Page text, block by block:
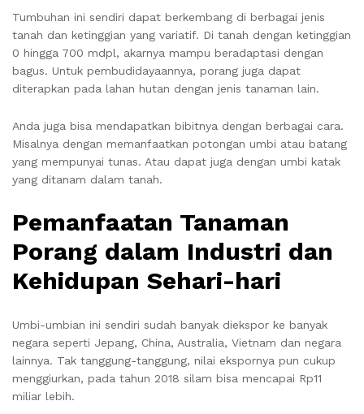
Tumbuhan ini sendiri dapat berkembang di berbagai jenis
tanah dan ketinggian yang variatif. Di tanah dengan ketinggian
0 hingga 700 mdpl, akarnya mampu beradaptasi dengan
bagus. Untuk pembudidayaannya, porang juga dapat
diterapkan pada lahan hutan dengan jenis tanaman lain.
Anda juga bisa mendapatkan bibitnya dengan berbagai cara.
Misalnya dengan memanfaatkan potongan umbi atau batang
yang mempunyai tunas. Atau dapat juga dengan umbi katak
yang ditanam dalam tanah.
Pemanfaatan Tanaman
Porang dalam Industri dan
Kehidupan Sehari-hari
Umbi-umbian ini sendiri sudah banyak diekspor ke banyak
negara seperti Jepang, China, Australia, Vietnam dan negara
lainnya. Tak tanggung-tanggung, nilai ekspornya pun cukup
menggiurkan, pada tahun 2018 silam bisa mencapai Rp11
miliar lebih.